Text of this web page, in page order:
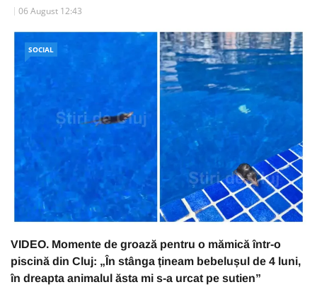
06 August 12:43
SOCIAL
VIDEO. Momente de groază pentru o mămică într-o
piscină din Cluj: „În stânga țineam bebelușul de 4 luni,
în dreapta animalul ăsta mi s-a urcat pe sutien”